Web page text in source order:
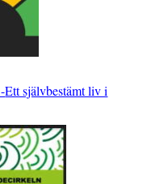
-Ett självbestämt liv i